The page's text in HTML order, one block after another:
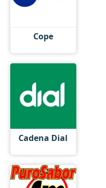
Cope
Cadena Dial